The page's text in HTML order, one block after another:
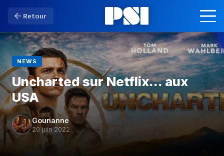
Retour
NEWS
Uncharted sur Netflix… aux
USA
Gounanne
20 juin 2022